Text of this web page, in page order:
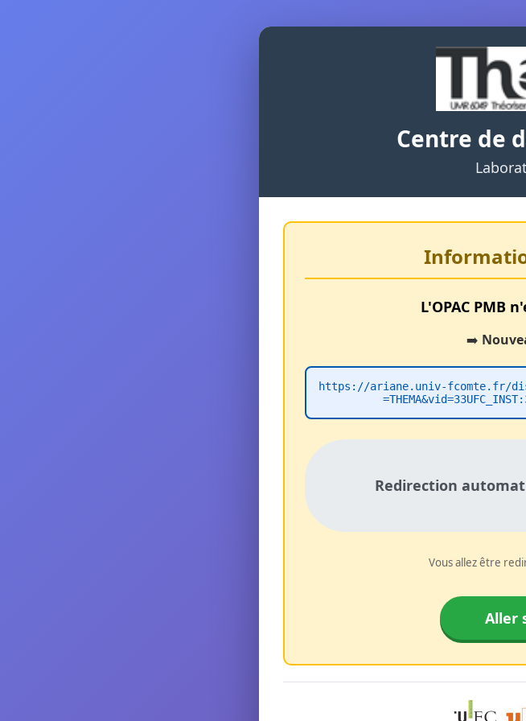
Centre de
L'OPAC PMB
➡️
https://ariane.univ-fcomte.fr/
Redirection
Vous allez être
Aller